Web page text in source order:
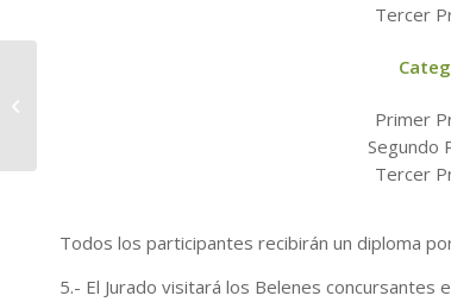
Tercer
Primer
Segundo
Tercer
Todos los participantes recibirán un diploma
5.- El Jurado visitará los Belenes